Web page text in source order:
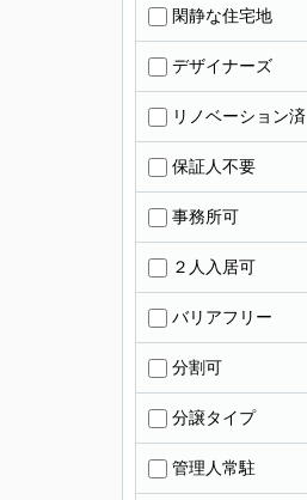
閑静な住宅地
デザイナーズ
リノベーション済
保証人不要
事務所可
２人入居可
バリアフリー
分割可
分譲タイプ
管理人常駐